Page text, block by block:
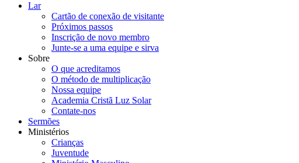
Lar
Cartão de conexão de visitante
Próximos passos
Inscrição de novo membro
Junte-se a uma equipe e sirva
Sobre
O que acreditamos
O método de multiplicação
Nossa equipe
Academia Cristã Luz Solar
Contate-nos
Sermões
Ministérios
Crianças
Juventude